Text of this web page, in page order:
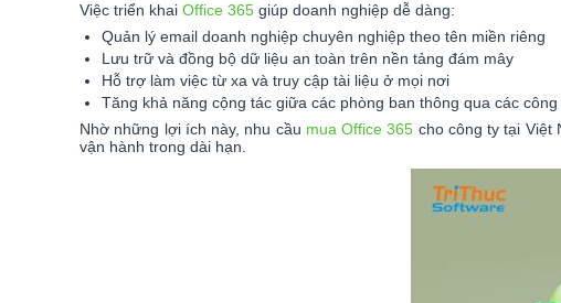
Việc triển khai Office 365 giúp doanh nghiệp dễ dàng:
Quản lý email doanh nghiệp chuyên nghiệp theo tên miền riêng
Lưu trữ và đồng bộ dữ liệu an toàn trên nền tảng đám mây
Hỗ trợ làm việc từ xa và truy cập tài liệu ở mọi nơi
Tăng khả năng cộng tác giữa các phòng ban thông qua các
Nhờ những lợi ích này, nhu cầu mua Office 365 cho công ty tại Việt
vận hành trong dài hạn.